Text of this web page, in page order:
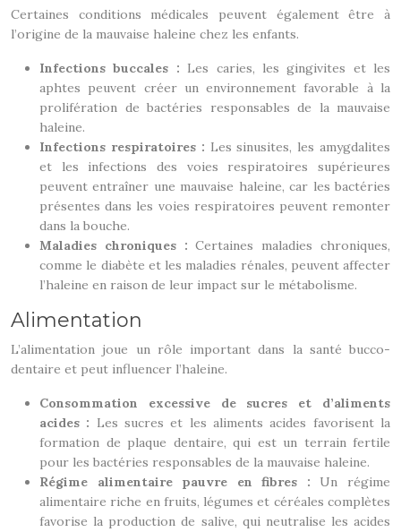
Certaines conditions médicales peuvent également être à
l’origine de la mauvaise haleine chez les enfants.
Infections buccales : Les caries, les gingivites et les
aphtes peuvent créer un environnement favorable à la
prolifération de bactéries responsables de la mauvaise
haleine.
Infections respiratoires : Les sinusites, les amygdalites
et les infections des voies respiratoires supérieures
peuvent entraîner une mauvaise haleine, car les bactéries
présentes dans les voies respiratoires peuvent remonter
dans la bouche.
Maladies chroniques :Certaines maladies chroniques,
comme le diabète et les maladies rénales, peuvent affecter
l’haleine en raison de leur impact sur le métabolisme.
Alimentation
L’alimentation joue un rôle important dans la santé bucco-
dentaire et peut influencer l’haleine.
Consommation excessive de sucres et d’aliments
acides : Les sucres et les aliments acides favorisent la
formation de plaque dentaire, qui est un terrain fertile
pour les bactéries responsables de la mauvaise haleine.
Régime alimentaire pauvre en fibres : Un régime
alimentaire riche en fruits, légumes et céréales complètes
favorise la production de salive, qui neutralise les acides